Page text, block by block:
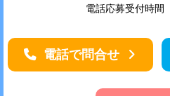
電話応募受付時
電話で問合せ